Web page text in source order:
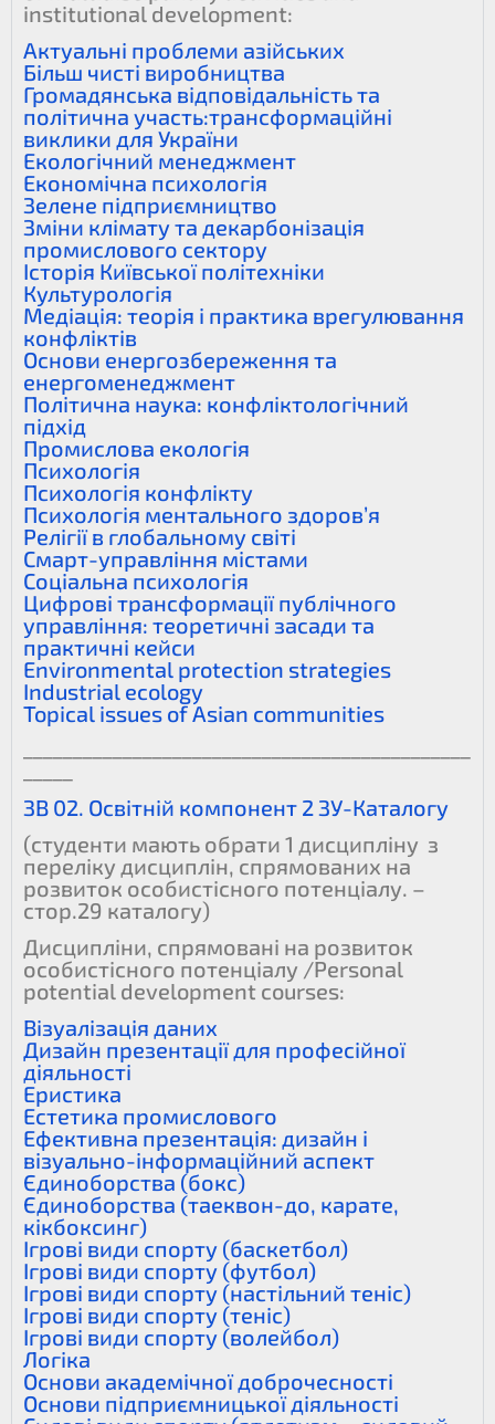
institutional development:
Актуальні проблеми азійських
Більш чисті виробництва
Громадянська відповідальність та
політична участь:трансформаційні
виклики для України
Екологічний менеджмент
Економічна психологія
Зелене підприємництво
Зміни клімату та декарбонізація
промислового сектору
Історія Київської політехніки
Культурологія
Медіація: теорія і практика врегулювання
конфліктів
Основи енергозбереження та
енергоменеджмент
Політична наука: конфліктологічний
підхід
Промислова екологія
Психологія
Психологія конфлікту
Психологія ментального здоров’я
Релігії в глобальному світі
Смарт-управління містами
Соціальна психологія
Цифрові трансформації публічного
управління: теоретичні засади та
практичні кейси
Environmental protection strategies
Industrial ecology
Topical issues of Asian communities
ЗВ 02. Освітній компонент 2 ЗУ-Каталогу
(студенти мають обрати 1 дисципліну з
переліку дисциплін, спрямованих на
розвиток особистісного потенціалу. –
стор.29 каталогу)
Дисципліни, спрямовані на розвиток
особистісного потенціалу /Personal
potential development courses:
Візуалізація даних
Дизайн презентації для професійної
діяльності
Еристика
Естетика промислового
Ефективна презентація: дизайн і
візуально-інформаційний аспект
Єдиноборства (бокс)
Єдиноборства (таеквон-до, карате,
кікбоксинг)
Ігрові види спорту (баскетбол)
Ігрові види спорту (футбол)
Ігрові види спорту (настільний теніс)
Ігрові види спорту (теніс)
Ігрові види спорту (волейбол)
Логіка
Основи академічної доброчесності
Основи підприємницької діяльності